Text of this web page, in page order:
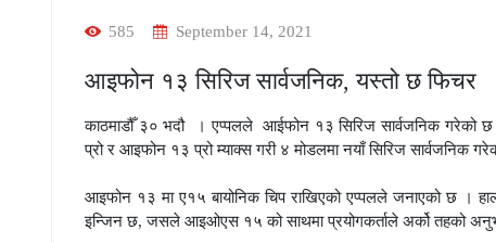
585 September 14, 2021
आइफोन १३ सिरिज सार्वजनिक, यस्तो छ फिचर
काठमाडौँ ३० भदौ । एप्पलले आईफोन १३ सिरिज सार्वजनिक गरेको
प्रो र आइफोन १३ प्रो म्याक्स गरी ४ मोडलमा नयाँ सिरिज सार्वजनिक
आइफोन १३ मा ए१५ बायोनिक चिप राखिएको एप्पलले जनाएको छ ।
इन्जिन छ, जसले आइओएस १५ को साथमा प्रयोगकर्ताले अर्को तहको